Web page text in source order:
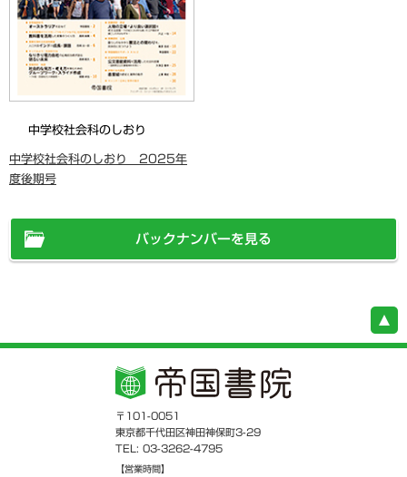
中学校社会科のしおり
中学校社会科のしおり 2025年
度後期号
バックナンバーを見る
〒101-0051
東京都千代田区神田神保町3-29
TEL: 03-3262-4795
【営業時間】